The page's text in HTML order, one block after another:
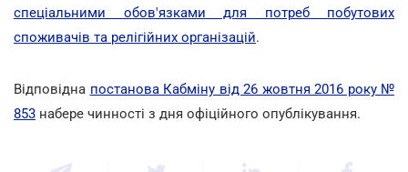
спеціальними обов'язками для потреб побутових
споживачів та релігійних організацій.
Відповідна постанова Кабміну від 26 жовтня 2016 року №
853 набере чинності з дня офіційного опублікування.